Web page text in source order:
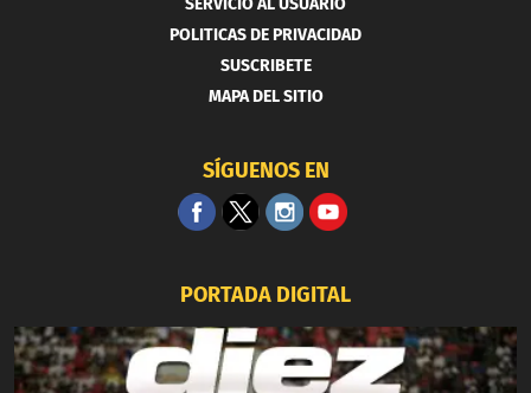
POLITICAS DE PRIVACIDAD
SUSCRIBETE
MAPA DEL SITIO
SÍGUENOS EN
PORTADA DIGITAL